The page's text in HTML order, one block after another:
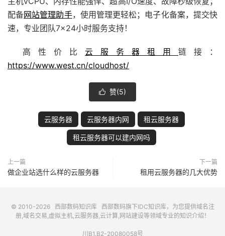
配备网站管理助手，使用管理更轻松；电子化备案，提交快
速，专业团队7×24小时服务支持！
高性价比 云服务器租用 链接：
https://www.west.cn/cloudhost/
 赞(5)
云服务器 云服务器内网 租云服务器
租云服务器可以建内网吗
上一篇
做企业站选什么样的云服务器
下一篇
租用云服务器的几大优势
© 2010-2026 西部数码知识库 西部数码旗下IDC知识库，为您提供域名注
册,域名交易,虚拟主机,云服务器,云计算,网站建设等领域专业的知识介绍！
川B1.B2-20080058号